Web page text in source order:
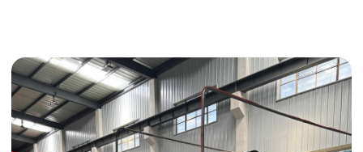
Получить консультацию